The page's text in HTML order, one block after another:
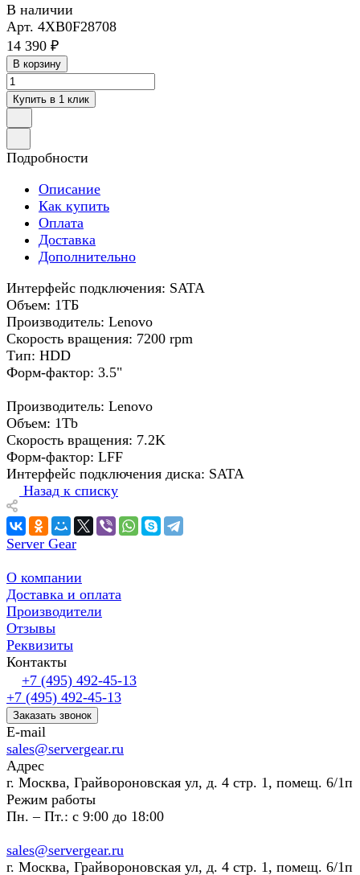
В наличии
Арт. 4XB0F28708
14 390 ₽
В корзину
Купить в 1 клик
Подробности
Описание
Как купить
Оплата
Доставка
Дополнительно
Интерфейс подключения: SATA
Объем: 1ТБ
Производитель: Lenovo
Скорость вращения: 7200 rpm
Тип: HDD
Форм-фактор: 3.5"
Производитель: Lenovo
Объем: 1Tb
Скорость вращения: 7.2K
Форм-фактор: LFF
Интерфейс подключения диска: SATA
Назад к списку
Server Gear
О компании
Доставка и оплата
Производители
Отзывы
Реквизиты
Контакты
+7 (495) 492-45-13
+7 (495) 492-45-13
Заказать звонок
E-mail
sales@servergear.ru
Адрес
г. Москва, Грайвороновская ул, д. 4 стр. 1, помещ. 6/1п
Режим работы
Пн. – Пт.: с 9:00 до 18:00
sales@servergear.ru
г. Москва, Грайвороновская ул, д. 4 стр. 1, помещ. 6/1п